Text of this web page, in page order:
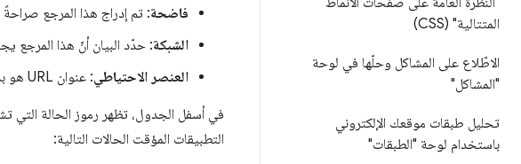
المتتالية" (CSS)
الاطّلاع على المشاكل وحلّها في لوحة
"المشاكل"
تحليل طبقات موقعك الإلكتروني
باستخدام لوحة "الطبقات"
فاضحة: تم إدراج هذا المرجع صراحةً
الشبكة: حدّد البيان أنّ هذا المرجع
العنصر الاحتياطي: عنوان URL هو بديل لمورد آخر. لا يكون عنوان URL للمورد الآخر مُدرَجًا في "أدوات مطوّري البرامج".
في أسفل الجدول، تظهر رموز الحالة التي
التطبيقات المؤقت الحالات التالية: